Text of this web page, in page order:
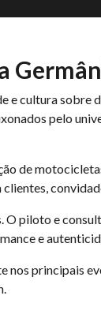
cultura sobre
pelo
de
piloto e
e
principais